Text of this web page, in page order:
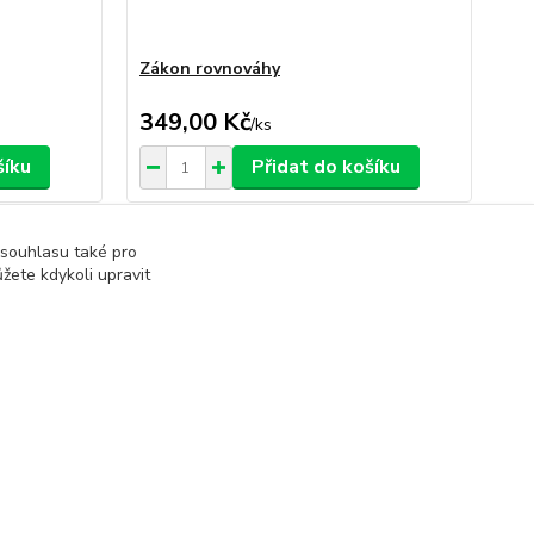
Zákon rovnováhy
349,00 Kč/ks
Přidat do košíku
také pro
kdykoli upravit